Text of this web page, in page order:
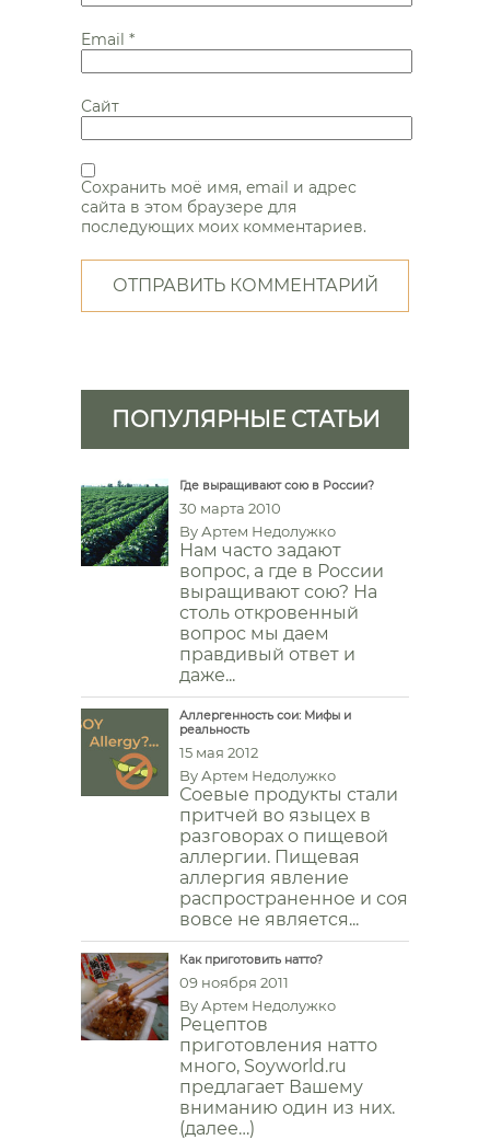
Email *
Сайт
Сохранить моё имя, email и адрес
сайта в этом браузере для
последующих моих комментариев.
ПОПУЛЯРНЫЕ СТАТЬИ
Где выращивают сою в России?
30 марта 2010
By Артем Недолужко
Нам часто задают
вопрос, а где в России
выращивают сою? На
столь откровенный
вопрос мы даем
правдивый ответ и
даже...
Аллергенность сои: Мифы и
реальность
15 мая 2012
By Артем Недолужко
Соевые продукты стали
притчей во языцех в
разговорах о пищевой
аллергии. Пищевая
аллергия явление
распространенное и соя
вовсе не является...
Как приготовить натто?
09 ноября 2011
By Артем Недолужко
Рецептов
приготовления натто
много, Soyworld.ru
предлагает Вашему
вниманию один из них.
(далее…)